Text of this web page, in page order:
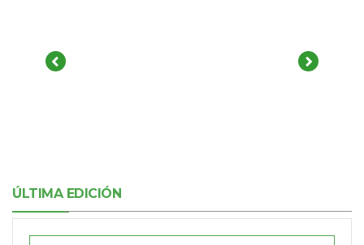
ÚLTIMA EDICIÓN